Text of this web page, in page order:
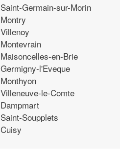
Saint-Germain-sur-Morin
Montry
Villenoy
Montevrain
Maisoncelles-en-Brie
Germigny-l'Eveque
Monthyon
Villeneuve-le-Comte
Dampmart
Saint-Soupplets
Cuisy